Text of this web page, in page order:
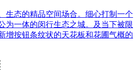
生态的精品空间场合。细心打制一个
为一体的闵行生态之城。及当下被限
增按钮条纹状的天花板和花圃气概的